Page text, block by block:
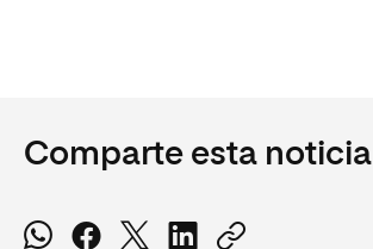
Comparte esta noticia